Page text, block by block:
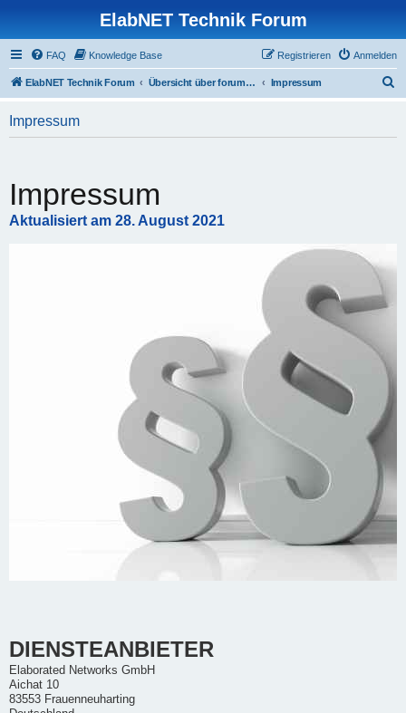
ElabNET Technik Forum
FAQ Knowledge Base Anmelden
Registrieren
ElabNET Technik Forum Übersicht über forum.timberwolf.io Impressum
Impressum
Impressum
Aktualisiert am 28. August 2021
DIENSTEANBIETER
Elaborated Networks GmbH
Aichat 10
83553 Frauenneuharting